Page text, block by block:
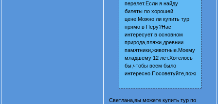
перелет.Если я найду
билеты по хорошей
цене.Можно ли купить тур
прямо в Перу?Нас
интересует в основном
природа,пляжи,древнии
памятники,животные.Моему
младшему 12 лет.Хотелось
бы,чтобы всем было
интересно.Посоветуйте,пожалуйста!
Светлана,вы можете купить тур по